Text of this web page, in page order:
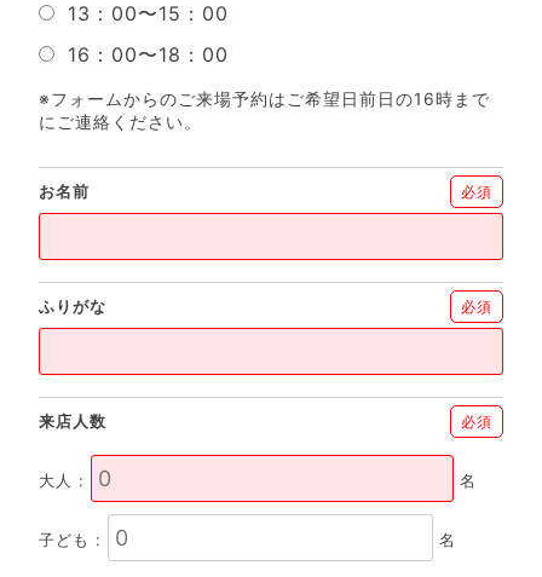
13：00〜15：00
16：00〜18：00
※フォームからのご来場予約はご希望日前日の16時まで
にご連絡ください。
お名前 必須
ふりがな 必須
来店人数 必須
大人 : 名
子ども : 名